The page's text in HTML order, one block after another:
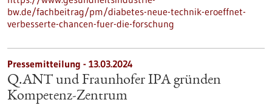
bw.de/fachbeitrag/pm/diabetes-neue-technik-eroeffnet-
verbesserte-chancen-fuer-die-forschung
Pressemitteilung - 13.03.2024
Q.ANT und Fraunhofer IPA gründen
Kompetenz-Zentrum